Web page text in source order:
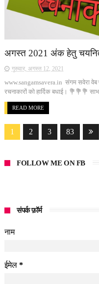
अगस्त 2021 अंक हेतु
गुरुवार, अगस्त 12, 2021
www.sangamsavera.in संगम सवेरा
रचनाकारों को हार्दिक बधाई। 💐💐💐
READ MORE
1 2 3 83
FOLLOW ME ON FB
संपर्क फ़ॉर्म
नाम
ईमेल *